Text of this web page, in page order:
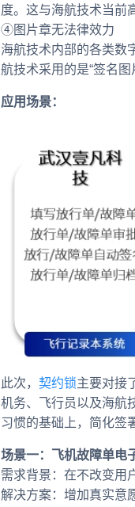
度。这与海航技术当前
④图片章无法律效力
海航技术内部的各类数
航技术采用的是“签名
应用场景：
此次， 契约锁主要对接
机务、飞行员以及海航
习惯的基础上，简化签
场景一：飞机故障单电
需求背景：在不改变用
解决方案：增加真实意